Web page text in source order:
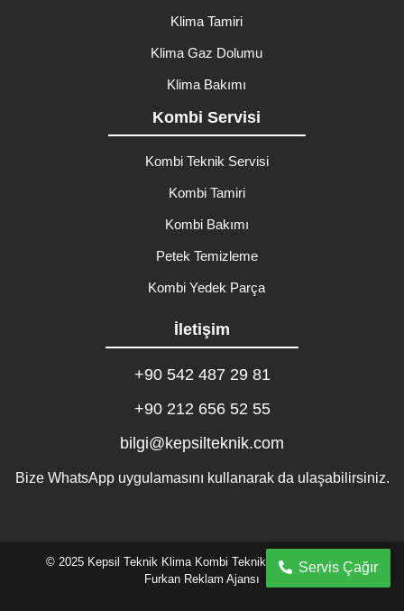
Klima Tamiri
Klima Gaz Dolumu
Klima Bakımı
Kombi Servisi
Kombi Teknik Servisi
Kombi Tamiri
Kombi Bakımı
Petek Temizleme
Kombi Yedek Parça
İletişim
+90 542 487 29 81
+90 212 656 52 55
bilgi@kepsilteknik.com
Bize WhatsApp uygulamasını kullanarak da ulaşabilirsiniz.
© 2025 Kepsil Teknik Klima Kombi Teknik Servisi. Tasarım:
Furkan Reklam Ajansı
Servis Çağır